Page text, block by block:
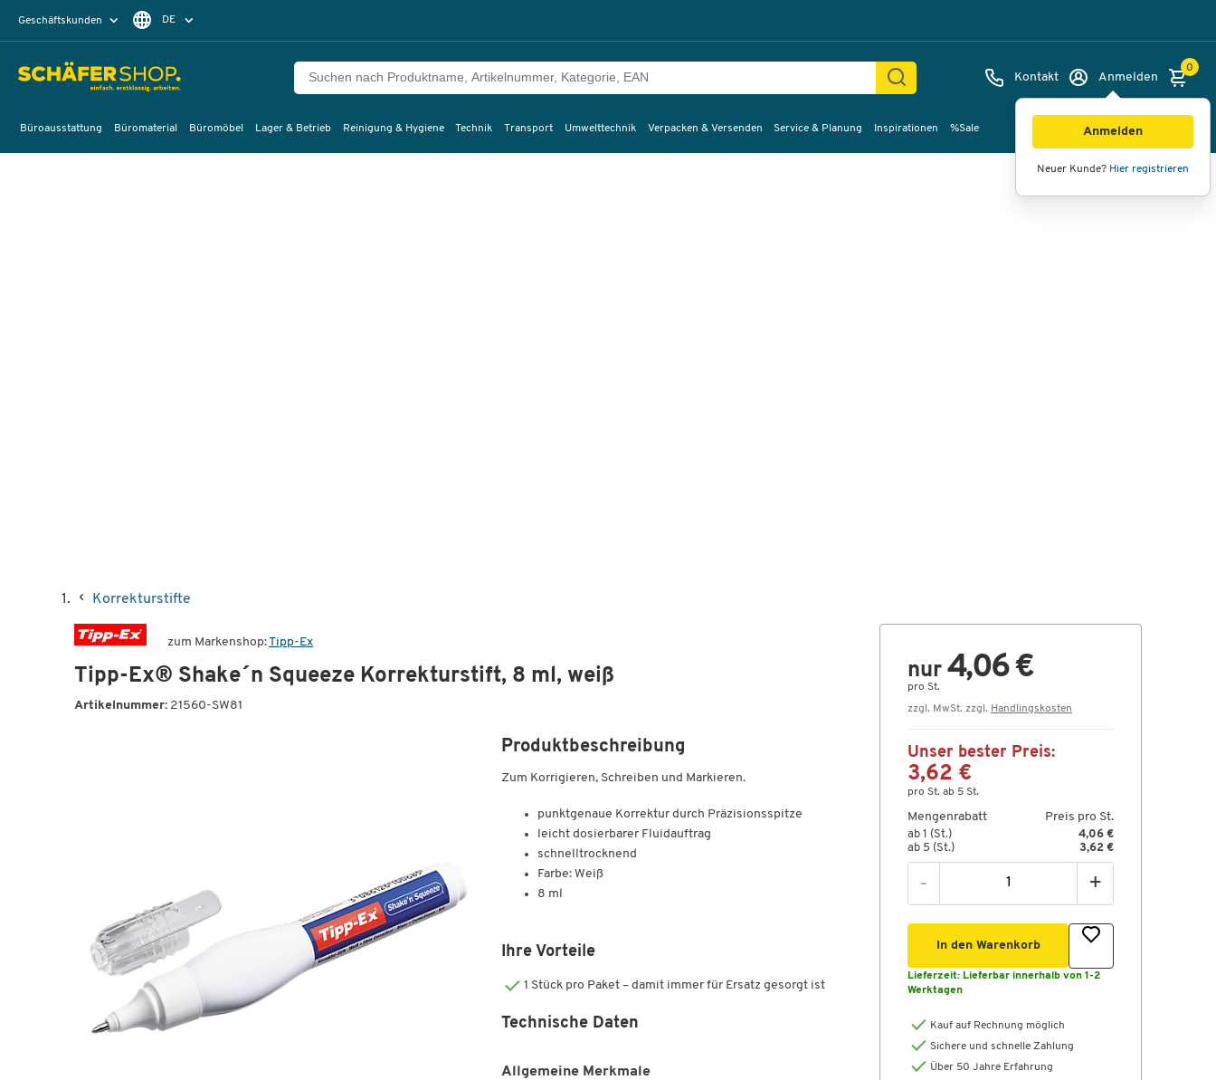
Geschäftskunden DE
Kontakt Anmelden
Anmelden
Neuer Kunde? Hier registrieren
0
Büroausstattung Büromaterial Büromöbel Lager & Betrieb Reinigung & Hygiene Technik Transport Umwelttechnik Verpacken & Versenden Service & Planung Inspirationen %Sale
Korrekturstifte
zum Markenshop:Tipp-Ex
Tipp-Ex® Shake´n Squeeze Korrekturstift, 8 ml, weiß
Artikelnummer: 21560-SW81
Produktbeschreibung
Zum Korrigieren, Schreiben und Markieren.
punktgenaue Korrektur durch Präzisionsspitze
leicht dosierbarer Fluidauftrag
schnelltrocknend
Farbe: Weiß
8 ml
Ihre Vorteile
1 Stück pro Paket – damit immer für Ersatz gesorgt ist
Technische Daten
Allgemeine Merkmale
nur 4,06 €
pro St.
zzgl. MwSt. zzgl. Handlingskosten
Unser bester Preis:
3,62 €
pro St. ab 5 St.
Mengenrabatt Preis pro St.
ab 1 (St.)
4,06 €
ab 5 (St.)
3,62 €
- +
In den Warenkorb
Lieferzeit: Lieferbar innerhalb von 1-2
Werktagen
Kauf auf Rechnung möglich
Sichere und schnelle Zahlung
Über 50 Jahre Erfahrung
Bilder Videos 360°-Ansicht